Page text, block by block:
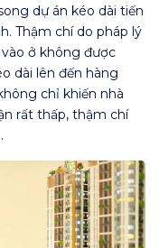
dự án kéo dài tiến
Thậm chí do pháp lý
ở không được
dài lên đến hàng
chỉ khiến nhà
rất thấp, thậm chí